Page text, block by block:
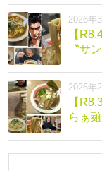
2026年
【
〝サ
2026年
【
らぁ麺